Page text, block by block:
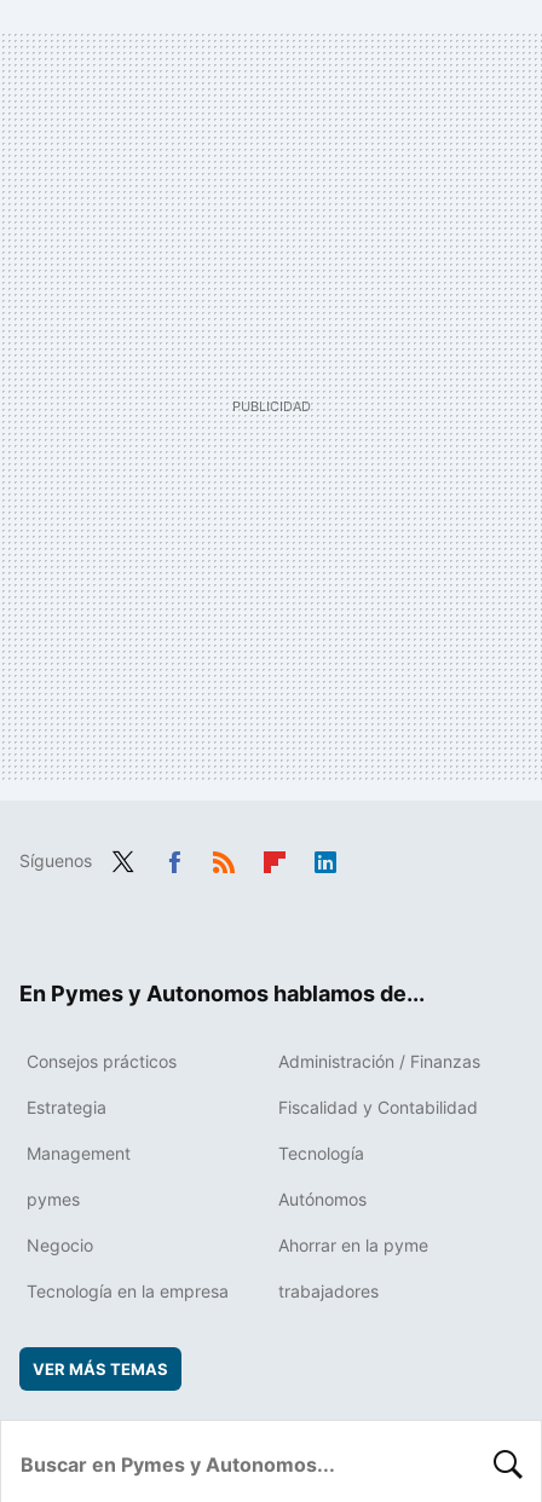
Síguenos
En Pymes y Autonomos hablamos de...
Consejos prácticos Administración / Finanzas
Estrategia Fiscalidad y Contabilidad
Management Tecnología
pymes Autónomos
Negocio Ahorrar en la pyme
Tecnología en la empresa trabajadores
VER MÁS TEMAS